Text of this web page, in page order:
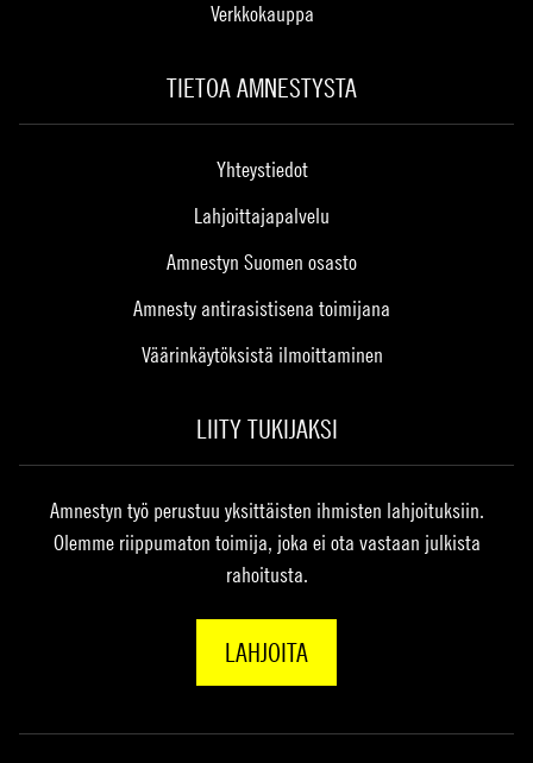
Verkkokauppa
TIETOA AMNESTYSTA
Yhteystiedot
Lahjoittajapalvelu
Amnestyn Suomen osasto
Amnesty antirasistisena toimijana
Väärinkäytöksistä ilmoittaminen
LIITY TUKIJAKSI
Amnestyn työ perustuu yksittäisten ihmisten lahjoituksiin.
Olemme riippumaton toimija, joka ei ota vastaan julkista
rahoitusta.
LAHJOITA